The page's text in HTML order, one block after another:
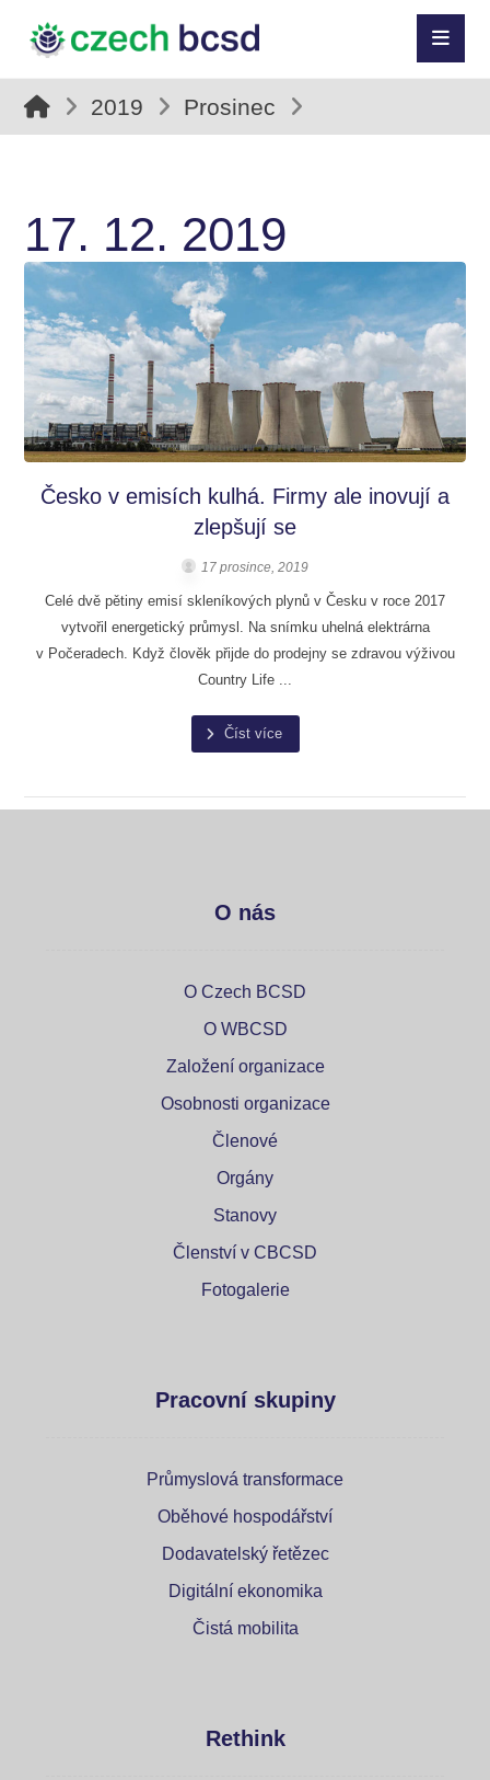
2019 Prosinec
17. 12. 2019
Česko v emisích kulhá. Firmy ale inovují a
zlepšují se
17 prosince, 2019
Celé dvě pětiny emisí skleníkových plynů v Česku v roce 2017
vytvořil energetický průmysl. Na snímku uhelná elektrárna
v Počeradech. Když člověk přijde do prodejny se zdravou výživou
Country Life ...
Číst více
O nás
O Czech BCSD
O WBCSD
Založení organizace
Osobnosti organizace
Členové
Orgány
Stanovy
Členství v CBCSD
Fotogalerie
Pracovní skupiny
Průmyslová transformace
Oběhové hospodářství
Dodavatelský řetězec
Digitální ekonomika
Čistá mobilita
Rethink